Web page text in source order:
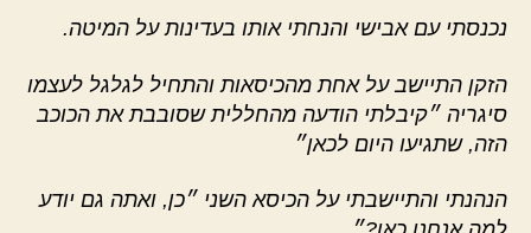
נכנסתי עם אבישי והנחתי אותו בעדינות על המיטה.
הזקן התיישב על אחת מהכיסאות והתחיל לגלגל לעצמו
סיגריה ״קיבלתי הודעה מהחללית שסובבת את הכוכב
הזה, שתגיעו היום לכאן״
הנהנתי והתיישבתי על הכיסא השני ״כן, ואתה גם יודע